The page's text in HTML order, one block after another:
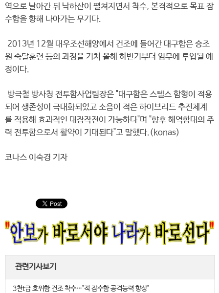
역으로 날아간 뒤 낙하산이 펼쳐지면서 착수, 본격적으로 목표 잠
수함을 향해 나아가는 무기다.
2013년 12월 대우조선해양에서 건조에 들어간 대구함은 승조
원 숙달훈련 등의 과정을 거쳐 올해 하반기부터 임무에 투입될 예
정이다.
방극철 방사청 전투함사업팀장은 "대구함은 스텔스 함형이 적용
되어 생존성이 극대화되었고 소음이 적은 하이브리드 추진체계
를 적용해 효과적인 대잠작전이 가능하다"며 "향후 해역함대의 주
력 전투함으로서 활약이 기대된다"고 말했다.(konas)
코나스 이숙경 기자
관련기사보기
3천t급 호위함 건조 착수…"적 잠수함 공격능력 향상"